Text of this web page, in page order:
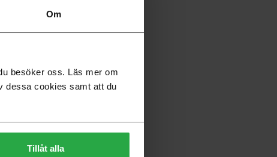
Om
besöker oss. Läs mer om
dessa cookies samt att du
Tillåt alla